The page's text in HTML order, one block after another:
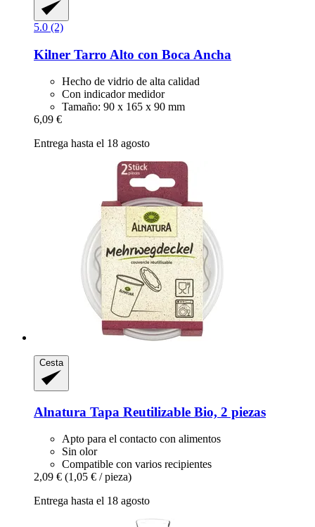
5.0 (2)
Kilner Tarro Alto con Boca Ancha
Hecho de vidrio de alta calidad
Con indicador medidor
Tamaño: 90 x 165 x 90 mm
6,09 €
Entrega hasta el 18 agosto
Cesta
Alnatura Tapa Reutilizable Bio, 2 piezas
Apto para el contacto con alimentos
Sin olor
Compatible con varios recipientes
2,09 € (1,05 € / pieza)
Entrega hasta el 18 agosto